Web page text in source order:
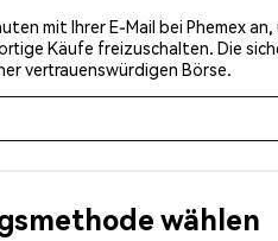
mit Ihrer E-Mail bei Phemex
Käufe freizuschalten. Die
vertrauenswürdigen Börse.
wählen